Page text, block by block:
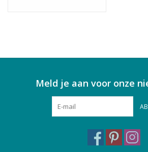
Meld je aan voor onze